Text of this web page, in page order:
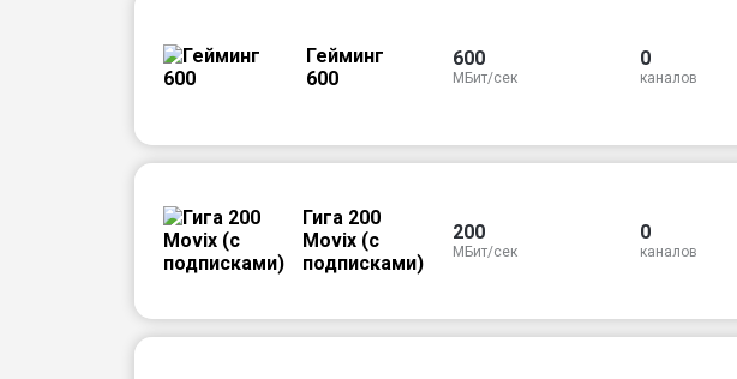
Гейминг
600
600
МБит/сек
0
каналов
Гига 200
Movix (с
подписками)
200
МБит/сек
0
каналов